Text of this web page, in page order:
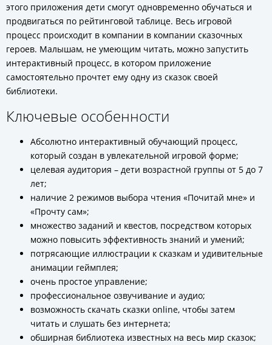
этого приложения дети смогут одновременно обучаться и
продвигаться по рейтинговой таблице. Весь игровой
процесс происходит в компании в компании сказочных
героев. Малышам, не умеющим читать, можно запустить
интерактивный процесс, в котором приложение
самостоятельно прочтет ему одну из сказок своей
библиотеки.
Ключевые особенности
Абсолютно интерактивный обучающий процесс,
который создан в увлекательной игровой форме;
целевая аудитория – дети возрастной группы от 5 до 7
лет;
наличие 2 режимов выбора чтения «Почитай мне» и
«Прочту сам»;
множество заданий и квестов, посредством которых
можно повысить эффективность знаний и умений;
потрясающие иллюстрации к сказкам и удивительные
анимации геймплея;
очень простое управление;
профессиональное озвучивание и аудио;
возможность скачать сказки online, чтобы затем
читать и слушать без интернета;
обширная библиотека известных на весь мир сказок;